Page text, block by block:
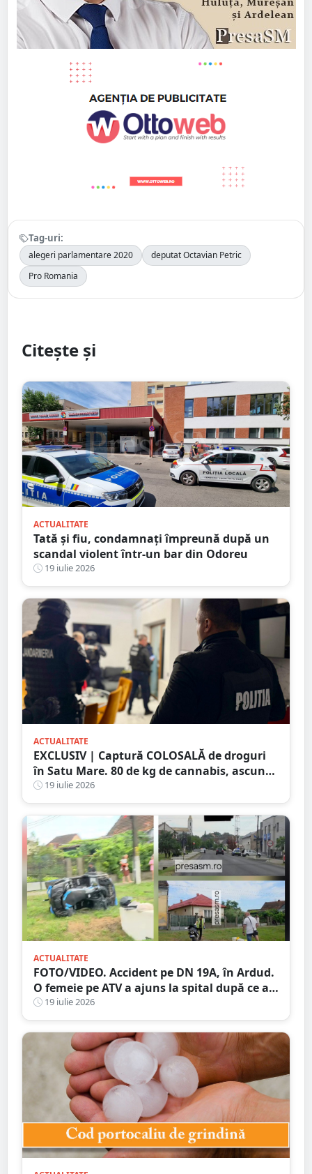
Tag-uri:
alegeri parlamentare 2020
deputat Octavian Petric
Pro Romania
Citește și
ACTUALITATE
Tată și fiu, condamnați împreună după un
scandal violent într-un bar din Odoreu
19 iulie 2026
ACTUALITATE
EXCLUSIV | Captură COLOSALĂ de droguri
în Satu Mare. 80 de kg de cannabis, ascunse
într-un plafon modificat al unei
autoutilitare
19 iulie 2026
ACTUALITATE
FOTO/VIDEO. Accident pe DN 19A, în Ardud.
O femeie pe ATV a ajuns la spital după ce a
intrat în coliziune cu un motociclist
19 iulie 2026